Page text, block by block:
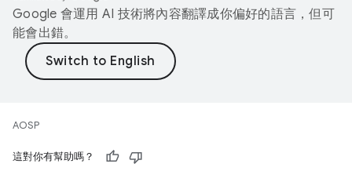
Google 會運用 AI 技術將內容翻譯成你偏好的語言，但可
能會出錯。
AOSP
這對你有幫助嗎？